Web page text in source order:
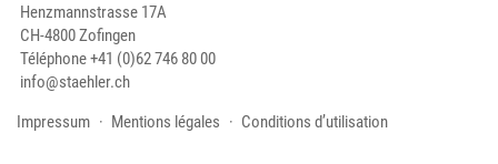
Henzmannstrasse 17A
CH-4800 Zofingen
Téléphone+41 (0)62 746 80 00
info@staehler.ch
Impressum
Mentions légales Conditions d’utilisation